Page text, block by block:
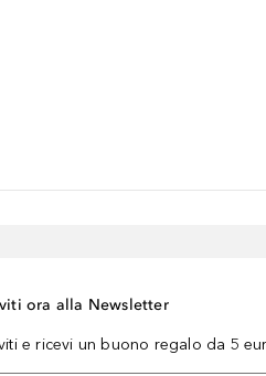
ora alla Newsletter
e ricevi un buono regalo da 5